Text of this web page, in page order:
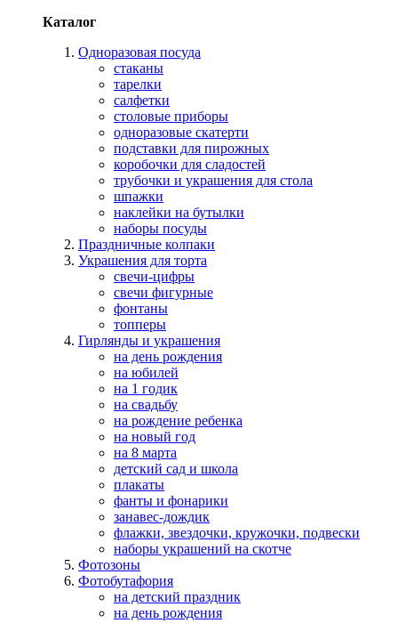
Каталог
Одноразовая посуда
стаканы
тарелки
салфетки
столовые приборы
одноразовые скатерти
подставки для пирожных
коробочки для сладостей
трубочки и украшения для стола
шпажки
наклейки на бутылки
наборы посуды
Праздничные колпаки
Украшения для торта
свечи-цифры
свечи фигурные
фонтаны
топперы
Гирлянды и украшения
на день рождения
на юбилей
на 1 годик
на свадьбу
на рождение ребенка
на новый год
на 8 марта
детский сад и школа
плакаты
фанты и фонарики
занавес-дождик
флажки, звездочки, кружочки, подвески
наборы украшений на скотче
Фотозоны
Фотобутафория
на детский праздник
на день рождения